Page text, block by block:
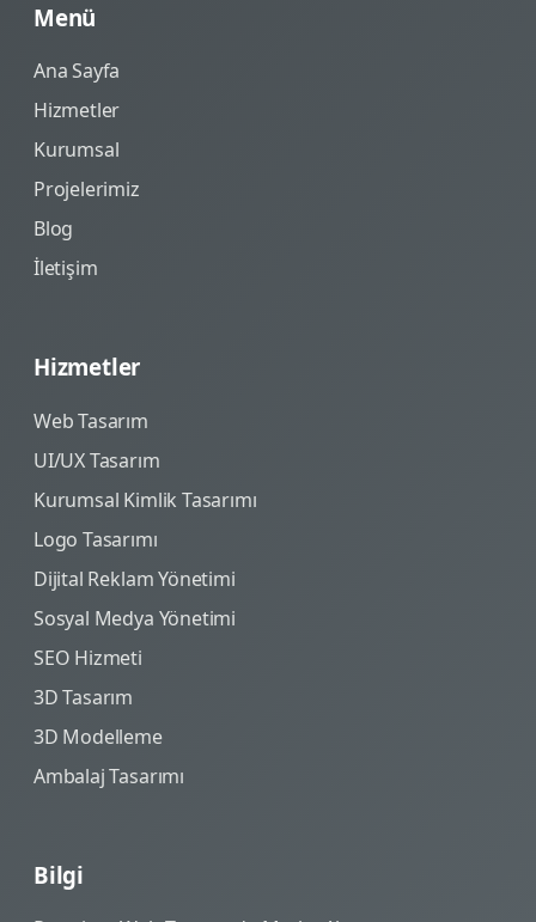
Menü
Ana Sayfa
Hizmetler
Kurumsal
Projelerimiz
Blog
İletişim
Hizmetler
Web Tasarım
UI/UX Tasarım
Kurumsal Kimlik Tasarımı
Logo Tasarımı
Dijital Reklam Yönetimi
Sosyal Medya Yönetimi
SEO Hizmeti
3D Tasarım
3D Modelleme
Ambalaj Tasarımı
Bilgi